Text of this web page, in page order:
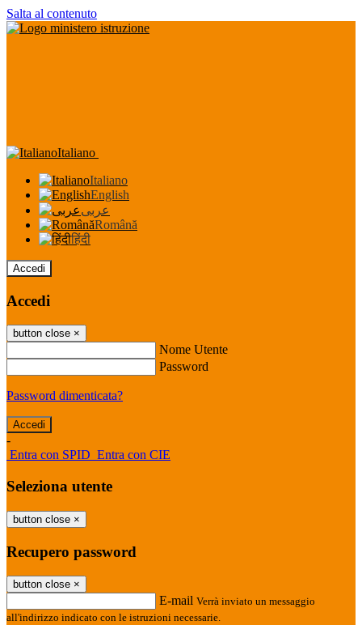
Salta al contenuto
Italiano
Italiano
English
عربى
Română
हिंदी
Accedi
Accedi
button close ×
Nome Utente
Password
Password dimenticata?
-
Entra con SPID Entra con CIE
Seleziona utente
button close ×
Recupero password
button close ×
E-mail Verrà inviato un messaggio
all'indirizzo indicato con le istruzioni necessarie.